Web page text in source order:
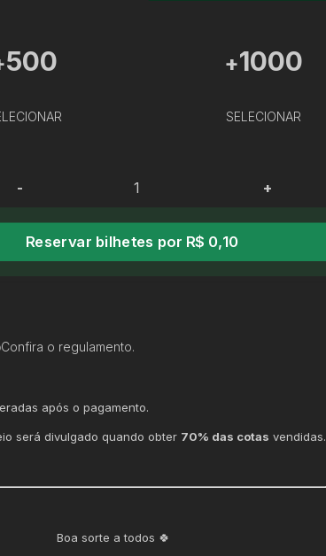
500 +1000
SELECIONAR
- +
Reservar bilhetes por R$ 0,10
Confira o regulamento.
após o pagamento.
será divulgado quando obter 70% das cotas vendidas.
Boa sorte a todos 🍀